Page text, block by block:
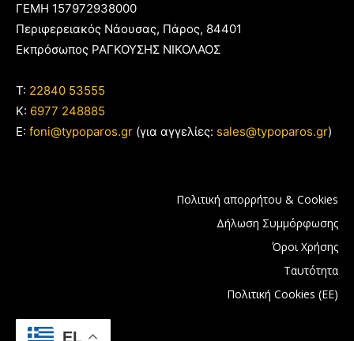
ΓΕΜΗ 157972938000
Περιφερειακός Νάουσας, Πάρος, 84401
Εκπρόσωπος ΡΑΓΚΟΥΣΗΣ ΝΙΚΟΛΑΟΣ
T: 22840 53555
Κ: 6977 248885
E: foni@typoparos.gr (για αγγελίες: sales@typoparos.gr)
Πολιτική απορρήτου & Cookies
Δήλωση Συμμόρφωσης
Όροι Χρήσης
Ταυτότητα
Πολιτική Cookies (ΕΕ)
EL